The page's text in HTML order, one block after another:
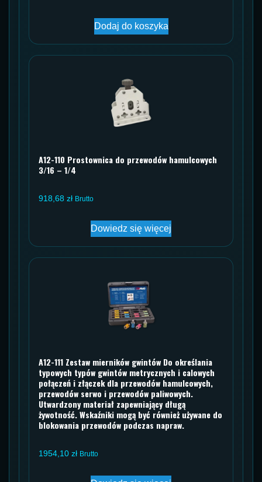
Dodaj do koszyka
A12-110 Prostownica do przewodów hamulcowych
3/16 – 1/4
918,68 zł Brutto
Dowiedz się więcej
A12-111 Zestaw mierników gwintów Do określania
typowych typów gwintów metrycznych i calowych
połączeń i złączek dla przewodów hamulcowych,
przewodów serwo i przewodów paliwowych.
Utwardzony materiał zapewniający długą
żywotność. Wskaźniki mogą być również używane do
blokowania przewodów podczas napraw.
1954,10 zł Brutto